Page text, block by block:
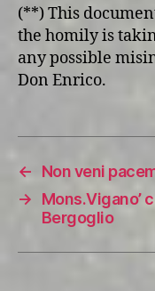
(**) This
the homily is
any possible
Don Enrico.
←
Non veni
→
Mons.Vigano’
Bergoglio